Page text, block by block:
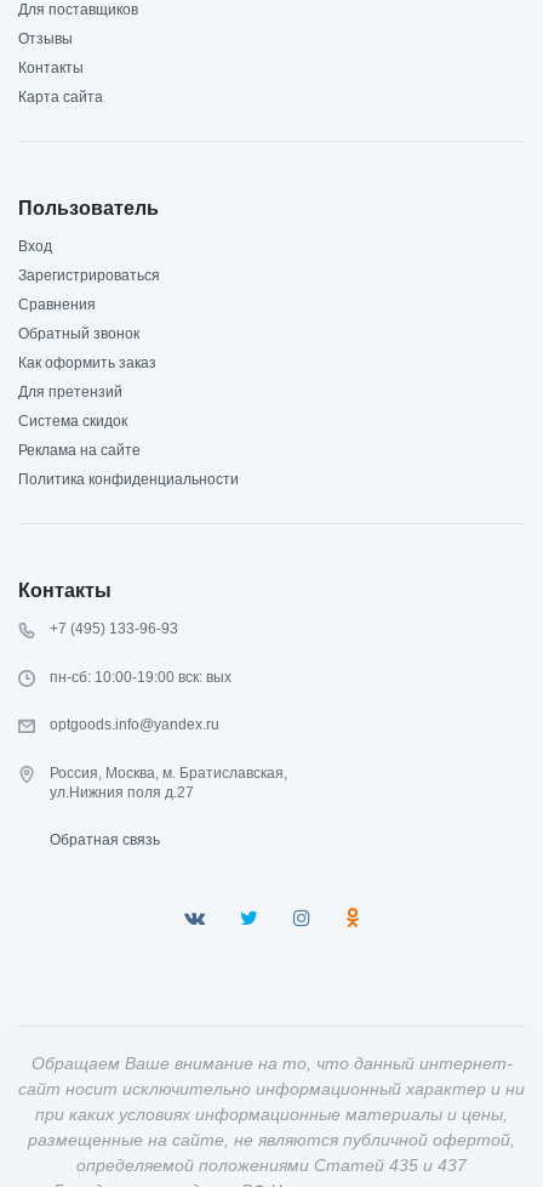
Для поставщиков
Отзывы
Контакты
Карта сайта
Пользователь
Вход
Зарегистрироваться
Сравнения
Обратный звонок
Как оформить заказ
Для претензий
Система скидок
Реклама на сайте
Политика конфиденциальности
Контакты
+7 (495) 133-96-93
пн-сб: 10:00-19:00 вск: вых
optgoods.info@yandex.ru
Россия, Москва, м. Братиславская,
ул.Нижния поля д.27
Обратная связь
Обращаем Ваше внимание на то, что данный интернет-
сайт носит исключительно информационный характер и ни
при каких условиях информационные материалы и цены,
размещенные на сайте, не являются публичной офертой,
определяемой положениями Статей 435 и 437